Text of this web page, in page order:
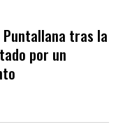
Puntallana tras la
por un